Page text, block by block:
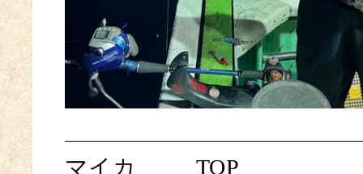
マイカ TOP